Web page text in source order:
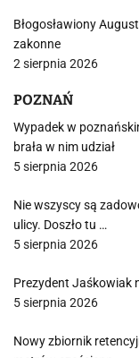
Błogosławiony
zakonne
2 sierpnia 2026
POZNAŃ
Wypadek w
brała w nim udział
5 sierpnia 2026
Nie wszyscy są
ulicy. Doszło tu …
5 sierpnia 2026
Prezydent Jaśkowiak
5 sierpnia 2026
Nowy zbiornik